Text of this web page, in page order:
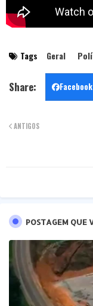
Tags Geral
Facebook
ANTIGOS
POSTAGEM QUE